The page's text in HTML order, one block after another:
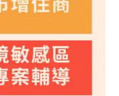
反對聲浪。人留縣
口流失根據彰化縣國
、安居樂業」為發
雙樞紐，集中發展
斗次都市群，以翻
127萬人，與現況